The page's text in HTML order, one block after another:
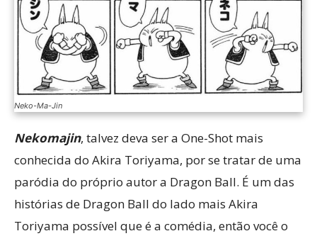
Neko-Ma-Jin
Nekomajin, talvez deva ser a One-Shot mais
conhecida do Akira Toriyama, por se tratar de uma
paródia do próprio autor a Dragon Ball. É um das
histórias de Dragon Ball do lado mais Akira
Toriyama possível que é a comédia, então você o